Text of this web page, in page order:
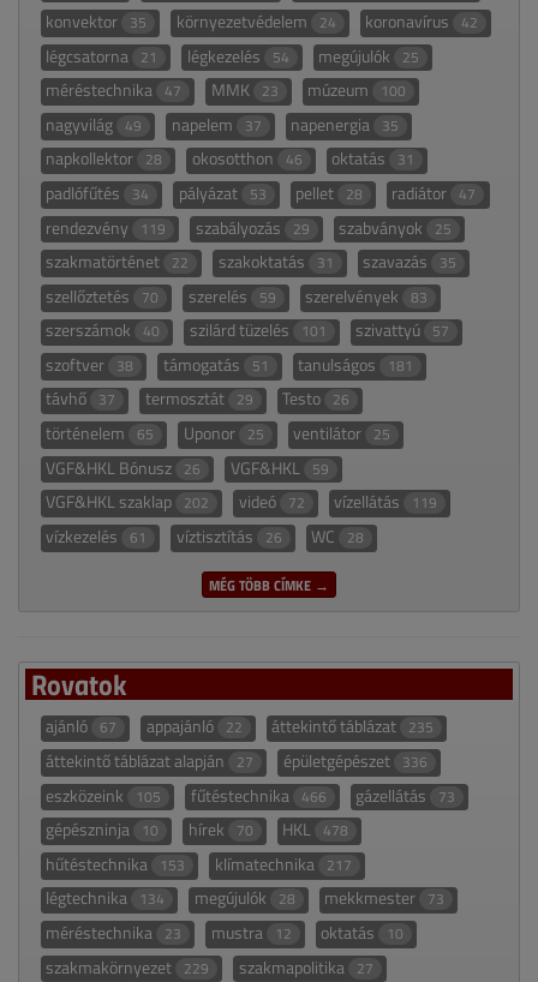
konvektor 35 környezetvédelem 24 koronavírus 42
légcsatorna 21 légkezelés 54 megújulók 25
méréstechnika 47 MMK 23 múzeum 100
nagyvilág 49 napelem 37 napenergia 35
napkollektor 28 okosotthon 46 oktatás 31
padlófűtés 34 pályázat 53 pellet 28 radiátor 47
rendezvény 119 szabályozás 29 szabványok 25
szakmatörténet 22 szakoktatás 31 szavazás 35
szellőztetés 70 szerelés 59 szerelvények 83
szerszámok 40 szilárd tüzelés 101 szivattyú 57
szoftver 38 támogatás 51 tanulságos 181
távhő 37 termosztát 29 Testo 26
történelem 65 Uponor 25 ventilátor 25
VGF&HKL Bónusz 26 VGF&HKL 59
VGF&HKL szaklap 202 videó 72 vízellátás 119
vízkezelés 61 víztisztítás 26 WC 28
MÉG TÖBB CÍMKE →
Rovatok
ajánló 67 appajánló 22 áttekintő táblázat 235
áttekintő táblázat alapján 27 épületgépészet 336
eszközeink 105 fűtéstechnika 466 gázellátás 73
gépészninja 10 hírek 70 HKL 478
hűtéstechnika 153 klímatechnika 217
légtechnika 134 megújulók 28 mekkmester 73
méréstechnika 23 mustra 12 oktatás 10
szakmakörnyezet 229 szakmapolitika 27